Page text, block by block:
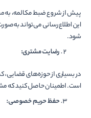
پیش از شروع ضبط مکالمه،
این اطلاع‌رسانی می‌تواند
شود.
رضایت مشتری:
در بسیاری از حوزه‌های
است. اطمینان حاصل کنید که
حفظ حریم خصوصی: